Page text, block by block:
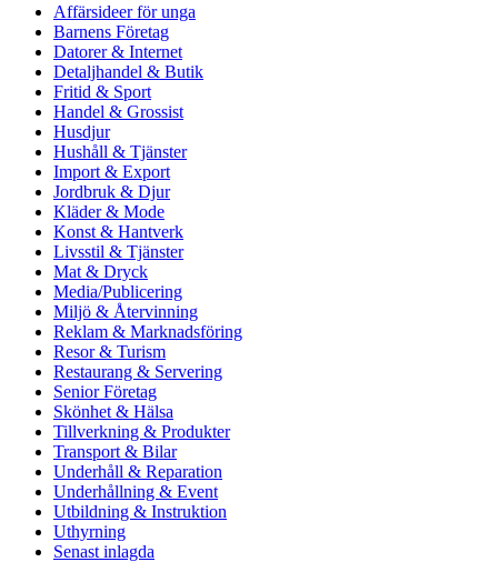
Affärsideer för unga
Barnens Företag
Datorer & Internet
Detaljhandel & Butik
Fritid & Sport
Handel & Grossist
Husdjur
Hushåll & Tjänster
Import & Export
Jordbruk & Djur
Kläder & Mode
Konst & Hantverk
Livsstil & Tjänster
Mat & Dryck
Media/Publicering
Miljö & Återvinning
Reklam & Marknadsföring
Resor & Turism
Restaurang & Servering
Senior Företag
Skönhet & Hälsa
Tillverkning & Produkter
Transport & Bilar
Underhåll & Reparation
Underhållning & Event
Utbildning & Instruktion
Uthyrning
Senast inlagda